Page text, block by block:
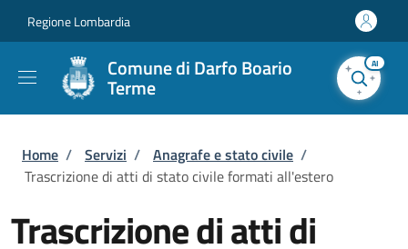
Regione Lombardia
Comune di Darfo Boario
Terme
AI
Briciole di pane
Home / Servizi / Anagrafe e stato civile /
Trascrizione di atti di stato civile formati all'estero
Trascrizione di atti di